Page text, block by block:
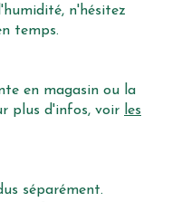
n'hésitez
temps.
en magasin ou la
plus d'infos, voir les
séparément.